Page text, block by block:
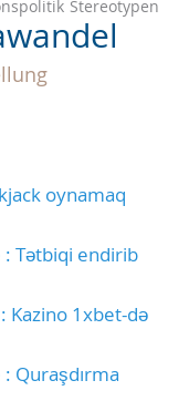
Stereotypen
oynamaq
Tətbiqi endirib
Kazino 1xbet-də
Quraşdırma